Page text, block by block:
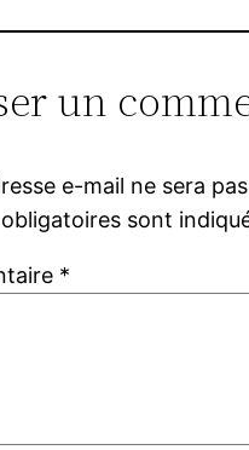
un
e-mail ne sera
sont
*